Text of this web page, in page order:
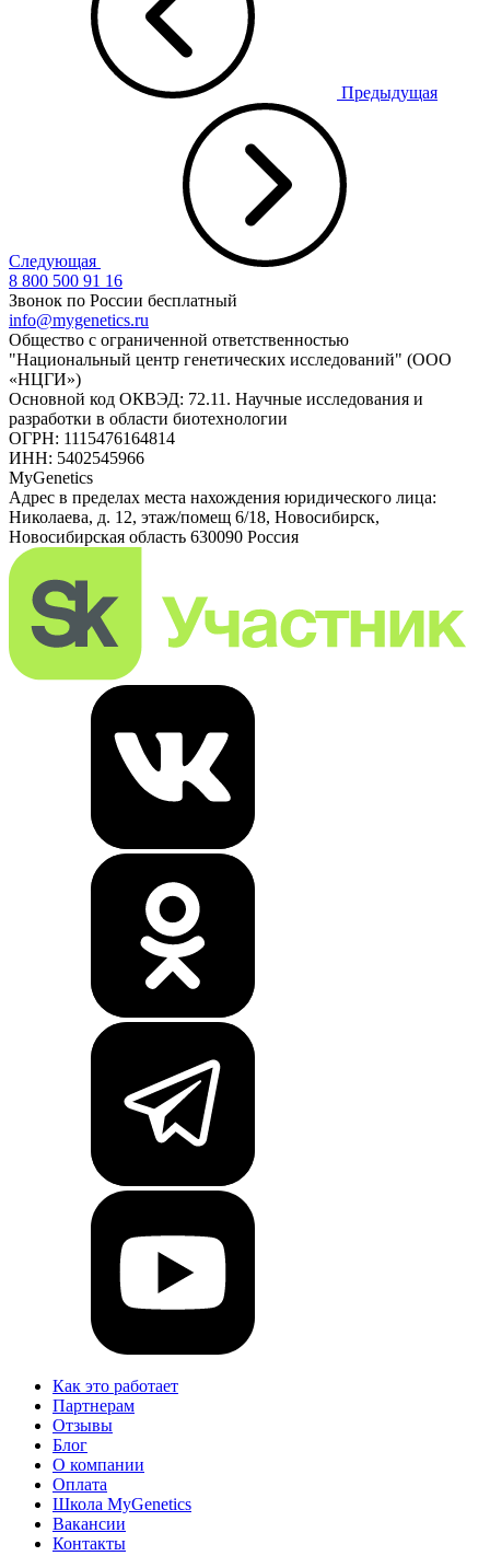
Предыдущая
Следующая
8 800 500 91 16
Звонок по России бесплатный
info@mygenetics.ru
Общество с ограниченной ответственностью
"Национальный центр генетических исследований" (ООО
«НЦГИ»)
Основной код ОКВЭД: 72.11. Научные исследования и
разработки в области биотехнологии
ОГРН: 1115476164814
ИНН: 5402545966
MyGenetics
Адрес в пределах места нахождения юридического лица:
Николаева, д. 12, этаж/помещ 6/18, Новосибирск,
Новосибирская область 630090 Россия
Как это работает
Партнерам
Отзывы
Блог
О компании
Оплата
Школа MyGenetics
Вакансии
Контакты